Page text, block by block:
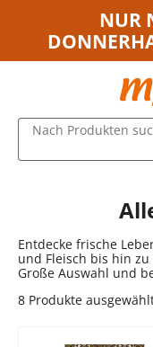
Zum Hauptinhalt
Zur Navigation
NUR
Nach Produkten
Entdecke frische
und Fleisch bis hin zu
Große Auswahl und
8 Produkte